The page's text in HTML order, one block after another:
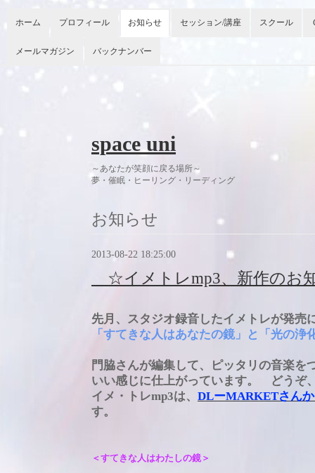
ホーム プロフィール お知らせ セッション/講座 スクール
メールマガジン バックナンバー
space uni
～あなたが笑顔に戻る場所～
夢・催眠・ヒーリング・リーディング 今
お知らせ
2013-08-22 18:25:00
☆イメトレmp3、新作のお
先月、スタジオ録音したイメトレが発売
「すてきな人はあなたの鏡」と「光の浄
門脇さんが編集して、ピッタリの音楽を
いい感じに仕上がっています。 どうぞ
イメ・トレmp3は、 DLーMARKETさん
す。
＜すてきな人はわたしの鏡＞